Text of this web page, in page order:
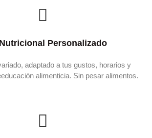
Personalizado
adaptado a tus gustos, horarios y
alimenticia. Sin pesar alimentos.